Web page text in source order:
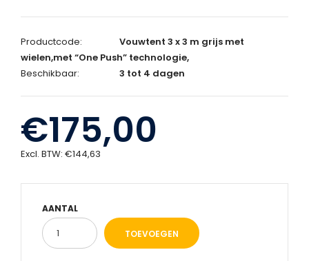
Productcode:
Vouwtent 3 x 3 m grijs met
wielen,met “One Push” technologie,
Beschikbaar:
3 tot 4 dagen
€175,00
Excl. BTW: €144,63
AANTAL